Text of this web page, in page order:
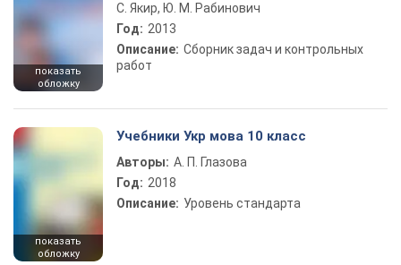
показать
обложку
С. Якир, Ю. М. Рабинович
Год: 2013
Описание: Сборник задач и контрольных
работ
показать
обложку
Учебники Укр мова 10 класс
Авторы: А. П. Глазова
Год: 2018
Описание: Уровень стандарта